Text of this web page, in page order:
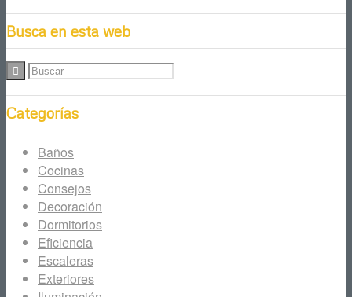
Busca en esta web
Categorías
Baños
Cocinas
Consejos
Decoración
Dormitorios
Eficiencia
Escaleras
Exteriores